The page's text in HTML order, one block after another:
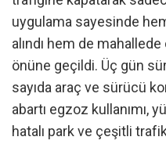
uygulama sayesinde
alındı hem de mahallede
önüne geçildi. Üç gün
sayıda araç ve sürücü
abartı egzoz kullanımı,
hatalı park ve çeşitli